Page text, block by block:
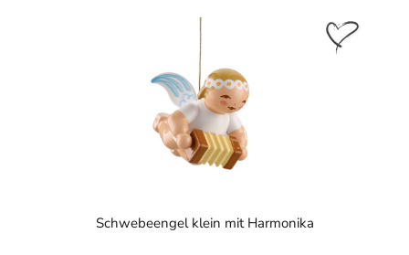
Schwebeengel klein mit Harmonika